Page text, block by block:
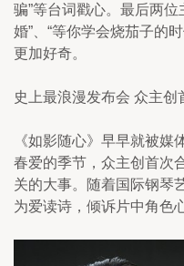
骗”等台词戳心。最后两
婚”、“等你学会烧茄子的
更加好奇。
史上最浪漫发布会 众主创
《如影随心》早早就被媒
春爱的季节，众主创首次
关的大事。随着国际钢琴
为爱读诗，倾诉片中角色